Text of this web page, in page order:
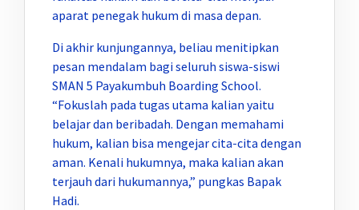
aparat penegak hukum di masa depan.
Di akhir kunjungannya, beliau menitipkan
pesan mendalam bagi seluruh siswa-siswi
SMAN 5 Payakumbuh Boarding School.
“Fokuslah pada tugas utama kalian yaitu
belajar dan beribadah. Dengan memahami
hukum, kalian bisa mengejar cita-cita dengan
aman. Kenali hukumnya, maka kalian akan
terjauh dari hukumannya,” pungkas Bapak
Hadi.